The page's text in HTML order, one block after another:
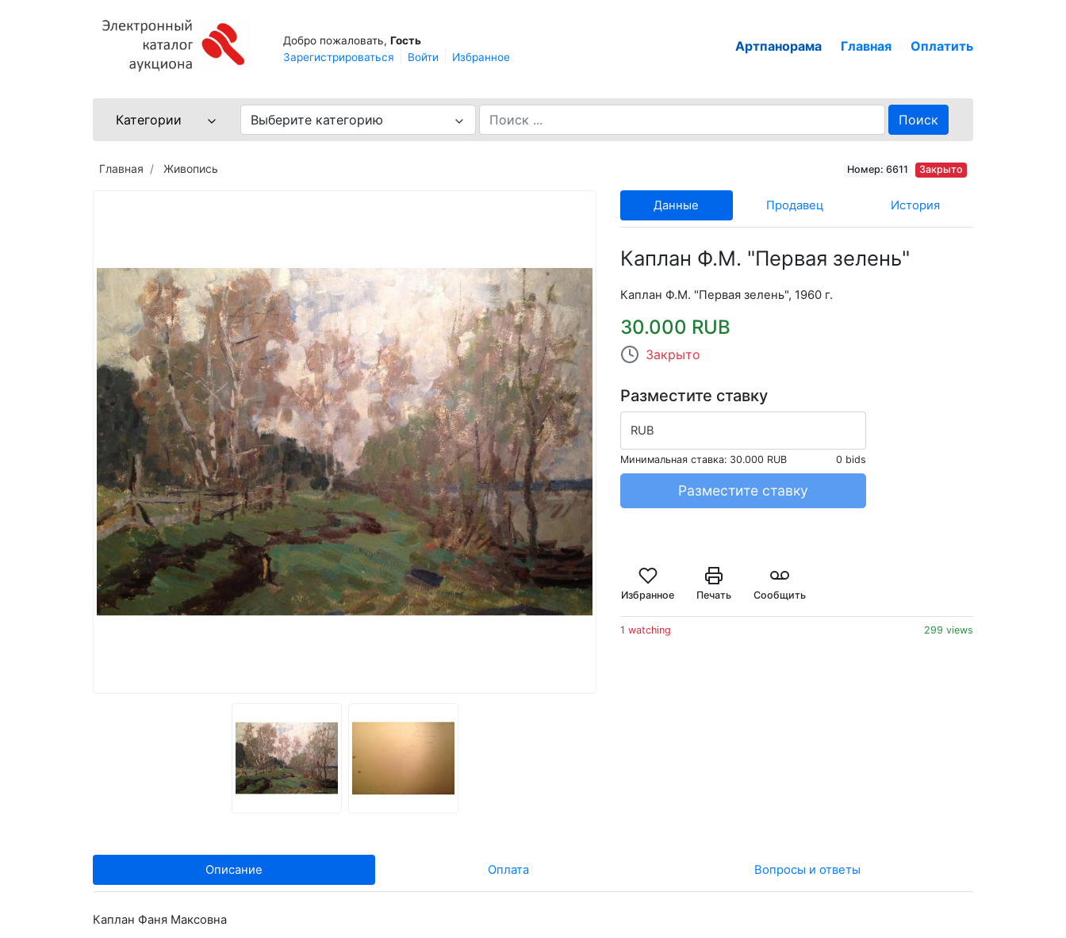
Добро пожаловать, Гость
Зарегистрироваться
Войти Избранное
Артпанорама Главная Оплатить
Категории Выберите категорию Поиск
Главная Живопись Номер: 6611 Закрыто
Данные Продавец История
Каплан Ф.М. "Первая зелень"
Каплан Ф.М. "Первая зелень", 1960 г.
30.000 RUB
Закрыто
Разместите ставку
RUB
Минимальная ставка: 30.000 RUB 0 bids
Разместите ставку
Избранное Печать Сообщить
1 watching 299 views
Описание Оплата Вопросы и ответы
Каплан Фаня Максовна